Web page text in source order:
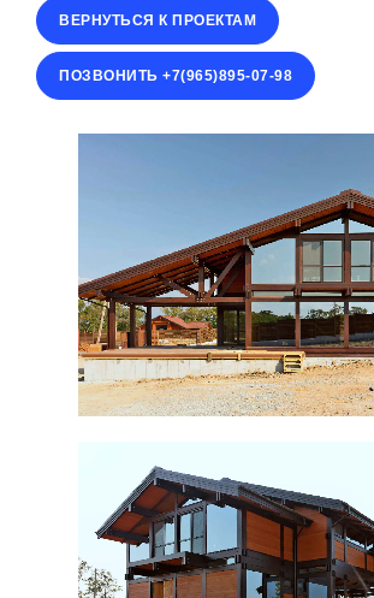
ВЕРНУТЬСЯ К ПРОЕКТАМ
ПОЗВОНИТЬ +7(965)895-07-98